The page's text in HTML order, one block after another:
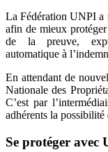
La Fédération UNPI a
afin de mieux
de la preuve,
automatique à
En attendant de
Nationale des
C’est par
adhérents la possibilité
Se protéger avec